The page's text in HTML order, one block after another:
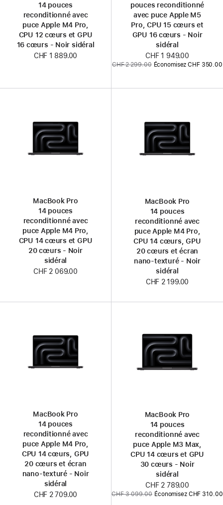
14 pouces
reconditionné avec
puce Apple M4 Pro,
CPU 12 cœurs et GPU
16 cœurs - Noir sidéral
CHF 1 889.00
pouces reconditionné
avec puce Apple M5
Pro, CPU 15 cœurs et
GPU 16 cœurs - Noir
sidéral
Nouveau
prix
CHF 1 949.00
Ancien
CHF 2 299.00 Économisez CHF 350.00
MacBook Pro
14 pouces
reconditionné avec
puce Apple M4 Pro,
CPU 14 cœurs et GPU
20 cœurs - Noir
sidéral
CHF 2 069.00
MacBook Pro
14 pouces
reconditionné avec
puce Apple M4 Pro,
CPU 14 cœurs, GPU
20 cœurs et écran
nano-texturé - Noir
sidéral
CHF 2 199.00
MacBook Pro
14 pouces
reconditionné avec
puce Apple M4 Pro,
CPU 14 cœurs, GPU
20 cœurs et écran
nano-texturé - Noir
sidéral
CHF 2 709.00
MacBook Pro
14 pouces
reconditionné avec
puce Apple M3 Max,
CPU 14 cœurs et GPU
30 cœurs - Noir
sidéral
Nouveau
prix
CHF 2 789.00
Ancien
CHF 3 099.00 Économisez CHF 310.00